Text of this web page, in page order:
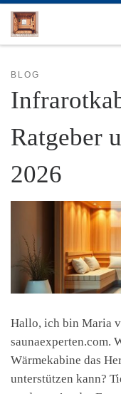
Zum Inhalt springen
BLOG
Ratgeber
2026
Hallo, ich bin Maria
saunaexperten.com.
Wärmekabine das
unterstützen kann?